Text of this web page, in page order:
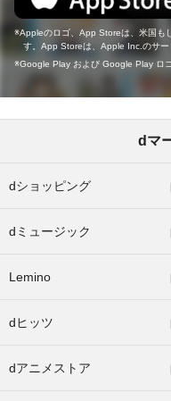
Appleのロゴ、App Storeは、米国も
す。App Storeは、Apple Inc.のサー
Google Play および Google Play ロ
dマ
dショッピング
dミュージック
Lemino
dヒッツ
dアニメストア